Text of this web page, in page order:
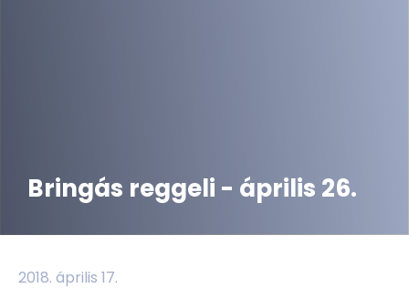
Bringás reggeli - április 26.
2018. április 17.